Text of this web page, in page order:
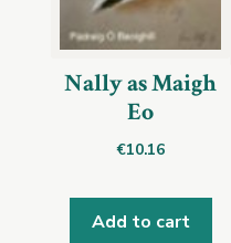
Nally as Maigh
Eo
€10.16
Add to cart